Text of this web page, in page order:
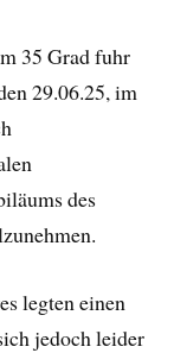
35 Grad fuhr
29.06.25, im
des
legten einen
jedoch leider